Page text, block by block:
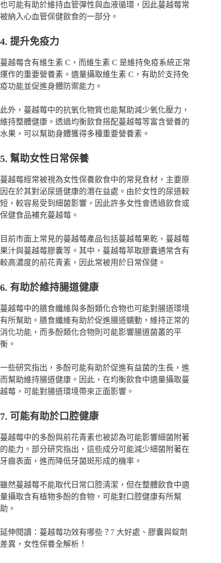
也可能有助於維持血管彈性與血液循環，因此蔓越莓常
被納入心血管保健飲食的一部分。
4. 提升免疫力
蔓越莓含有維生素 C，而維生素 C 是維持免疫系統正常
運作的重要營養素。適量攝取維生素 C，有助於支持免
疫功能並促進身體防禦能力。
此外，蔓越莓中的抗氧化物質也能幫助減少氧化壓力，
維持整體健康。透過均衡飲食搭配蔓越莓等富含營養的
水果，可以幫助身體獲得多種重要營養素。
5. 幫助女性日常保養
蔓越莓經常被視為女性保養飲食中的常見食材，主要原
因在於其對泌尿道健康的潛在益處。由於女性的尿道較
短，較容易受到細菌影響，因此許多女性會透過飲食或
保健食品補充蔓越莓。
目前市面上常見的蔓越莓產品包括蔓越莓果乾、蔓越莓
果汁與蔓越莓膠囊等。其中，蔓越莓萃取膠囊通常含有
較高濃度的前花青素，因此常被用於日常保健。
6. 有助於維持腸道健康
蔓越莓中的膳食纖維與多酚類化合物也可能對腸道環境
有所幫助。膳食纖維有助於促進腸道蠕動，維持正常的
消化功能，而多酚類化合物則可能影響腸道菌叢的平
衡。
一些研究指出，多酚可能有助於促進有益菌的生長，進
而幫助維持腸道健康。因此，在均衡飲食中適量攝取蔓
越莓，可能對腸道環境帶來正面影響。
7. 可能有助於口腔健康
蔓越莓中的多酚與前花青素也被認為可能影響細菌附著
的能力。部分研究指出，這些成分可能減少細菌附著在
牙齒表面，進而降低牙菌斑形成的機率。
雖然蔓越莓不能取代日常口腔清潔，但在整體飲食中適
量攝取含有植物多酚的食物，可能對口腔健康有所幫
助。
延伸閱讀： 蔓越莓功效有哪些？7 大好處、膠囊與錠劑
差異，女性保養全解析！